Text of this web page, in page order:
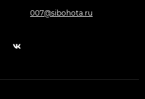
007@sibohota.ru